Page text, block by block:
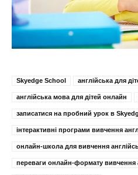
Skyedge School англійська для
англійська мова для дітей онлайн
записатися на пробний урок в
інтерактивні програми вивчення
онлайн-школа для вивчення
переваги онлайн-формату вивчення